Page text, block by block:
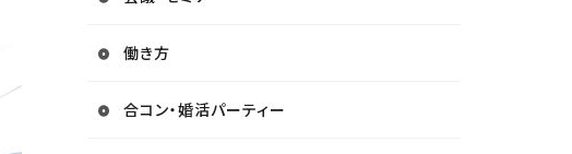
働き方
合コン・婚活パーティー